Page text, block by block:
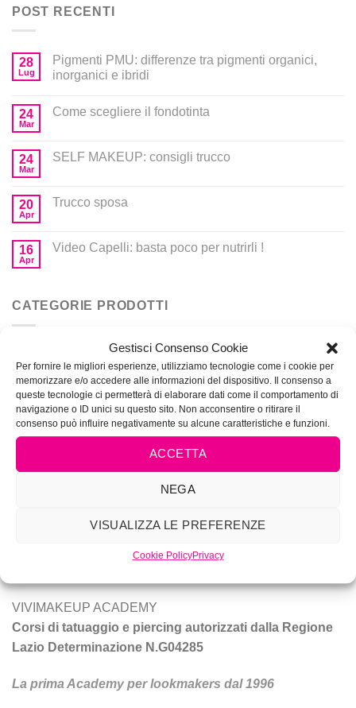
Gestisci Consenso Cookie
Per fornire le migliori esperienze, utilizziamo tecnologie come i cookie per
memorizzare e/o accedere alle informazioni del dispositivo. Il consenso a
queste tecnologie ci permetterà di elaborare dati come il comportamento di
navigazione o ID unici su questo sito. Non acconsentire o ritirare il
consenso può influire negativamente su alcune caratteristiche e funzioni.
ACCETTA
NEGA
VISUALIZZA LE PREFERENZE
Cookie PolicyPrivacy
POST RECENTI
28
Lug
Pigmenti PMU: differenze tra pigmenti organici,
inorganici e ibridi
24
Mar
Come scegliere il fondotinta
24
Mar
SELF MAKEUP: consigli trucco
20
Apr
Trucco sposa
16
Apr
Video Capelli: basta poco per nutrirli !
CATEGORIE PRODOTTI
Prodotti per MakeUp
piercing a Roma.
Tecniche e prodotti per ottenere un trucco da star.
VIVIMAKEUP ACADEMY
Corsi di tatuaggio e piercing autorizzati dalla Regione
Lazio Determinazione N.G04285
La prima Academy per lookmakers dal 1996